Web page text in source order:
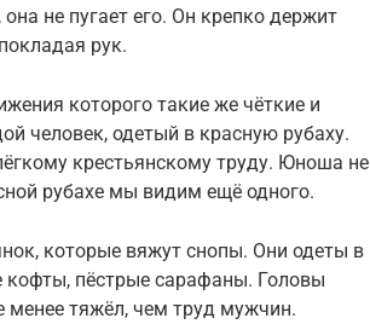
не пугает его. Он крепко держит
рук.
которого такие же чёткие и
человек, одетый в красную рубаху.
крестьянскому труду. Юноша не
рубахе мы видим ещё одного.
которые вяжут снопы. Они одеты в
пёстрые са­рафаны. Головы
тяжёл, чем труд мужчин.